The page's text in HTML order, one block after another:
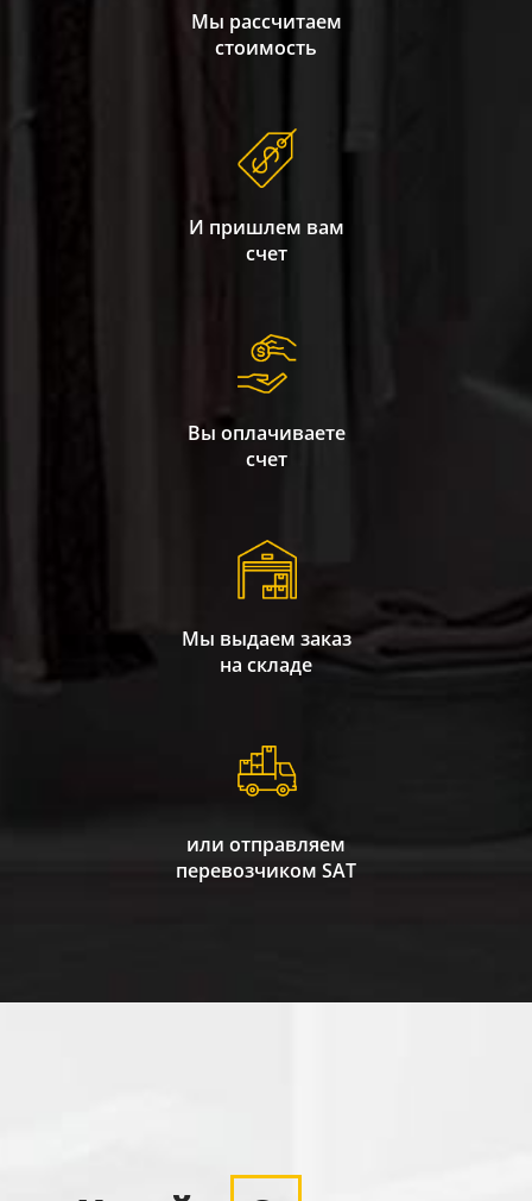
Мы рассчитаем
стоимость
И пришлем вам
счет
Вы оплачиваете
счет
Мы выдаем заказ
на складе
или отправляем
перевозчиком SAT